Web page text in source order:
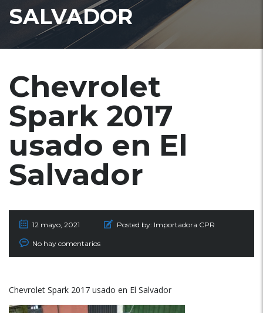
SALVADOR
Chevrolet
Spark 2017
usado en El
Salvador
12 mayo, 2021 Posted by: Importadora CPR
No hay comentarios
Chevrolet Spark 2017 usado en El Salvador